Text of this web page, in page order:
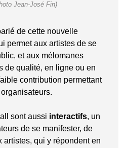
Jean-José Fin)
de cette nouvelle
permet aux artistes de se
et aux mélomanes
de qualité, en ligne ou en
contribution permettant
sont aussi interactifs, un
de se manifester, de
artistes, qui y répondent en